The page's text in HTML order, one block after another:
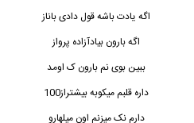
اگه یادت باشه قول دادی باناز
اگه بارون بیادآزاده پرواز
ببین بوی نم بارون ک اومد
داره قلبم میکوبه بیشتراز100
دارم نک میزنم اون میلهارو